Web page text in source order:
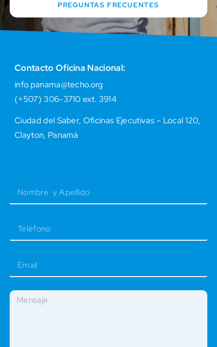
PREGUNTAS FRECUENTES
Contacto Oficina Nacional:
info.panama@techo.org
(+507) 306-3710 ext. 3914
Ciudad del Saber, Oficinas Ejecutivas – Local 120,
Clayton, Panamá